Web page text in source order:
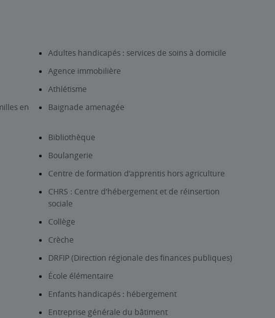
Adultes handicapés : services de soins à domicile
Agence immobilière
Athlétisme
en
Baignade amenagée
Bibliothèque
Boulangerie
Centre de formation d’apprentis hors agriculture
CHRS : Centre d’hébergement et de réinsertion
sociale
Collège
Crèche
DRFIP (Direction régionale des finances publiques)
École élémentaire
Enfants handicapés : hébergement
Entreprise générale du bâtiment